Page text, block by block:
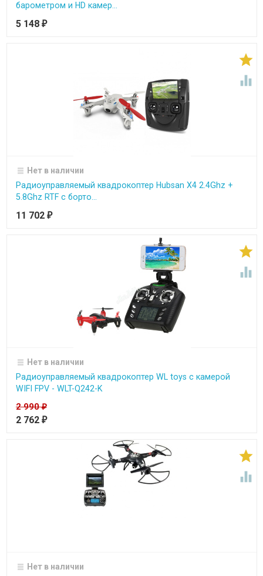
барометром и HD камер...
5 148 ₽


Нет в наличии
Радиоуправляемый квадрокоптер Hubsan X4 2.4Ghz +
5.8Ghz RTF с борто...
11 702 ₽


Нет в наличии
Радиоуправляемый квадрокоптер WL toys с камерой
WIFI FPV - WLT-Q242-K
2 990₽
2 762 ₽


Нет в наличии